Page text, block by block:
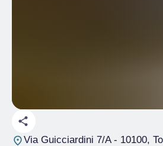
Via Guicciardini 7/A- 10100,